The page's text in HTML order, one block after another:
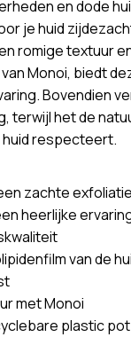
en dode
je huid
romige textuur
Monoi, biedt
Bovendien
terwijl het de
huid respecteert.
zachte exfoliatie
heerlijke
van de
met Monoi
plastic pot